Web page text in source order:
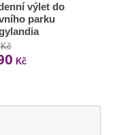
výlet do
parku
Kč